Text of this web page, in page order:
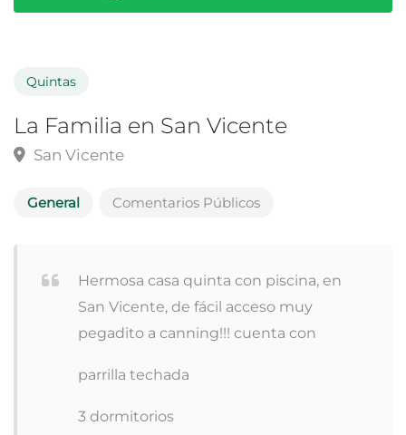
Quintas
La Familia en San Vicente
San Vicente
General Comentarios Públicos
Hermosa casa quinta con piscina, en
San Vicente, de fácil acceso muy
pegadito a canning!!! cuenta con
parrilla techada
3 dormitorios